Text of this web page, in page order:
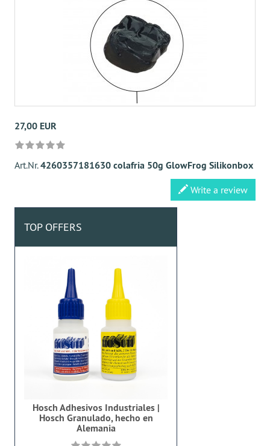
27,00 EUR
Art.Nr.4260357181630 colafria 50g GlowFrog Silikonbox
Write a review
TOP OFFERS
Hosch Adhesivos Industriales |
Hosch Granulado, hecho en
Alemania